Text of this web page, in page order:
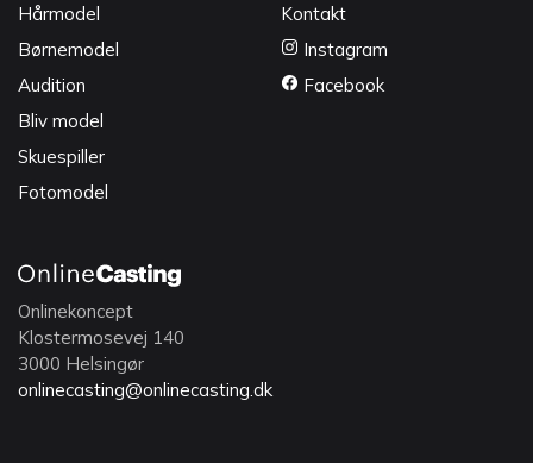
Hårmodel
Børnemodel
Audition
Bliv model
Skuespiller
Fotomodel
Kontakt
Instagram
Facebook
Onlinekoncept
Klostermosevej 140
3000 Helsingør
onlinecasting@onlinecasting.dk